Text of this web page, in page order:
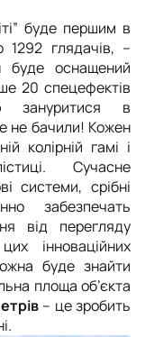
буде першим в
глядачів, –
буде оснащений
20 спецефектів
зануритися в
не бачили! Кожен
колірній гамі і
Сучасне
системи, срібні
забезпечать
від перегляду
інноваційних
буде знайти
площа об’єкта
– це зробить